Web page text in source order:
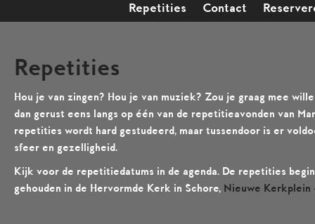
Repetities
Contact
Repetities
Hou je van zingen? Hou je van muziek? Zou je graag mee
dan gerust eens langs op één van de repetitieavonden van
repetities wordt hard gestudeerd, maar tussendoor is er
sfeer en gezelligheid.
Kijk voor de repetitiedatums in de agenda. De repetities
gehouden in de Hervormde Kerk in Schore, Nieuwe Kerkplein